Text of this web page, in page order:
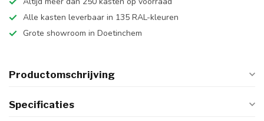
Alle kasten leverbaar in 135 RAL-kleuren
Grote showroom in Doetinchem
Productomschrijving
Specificaties